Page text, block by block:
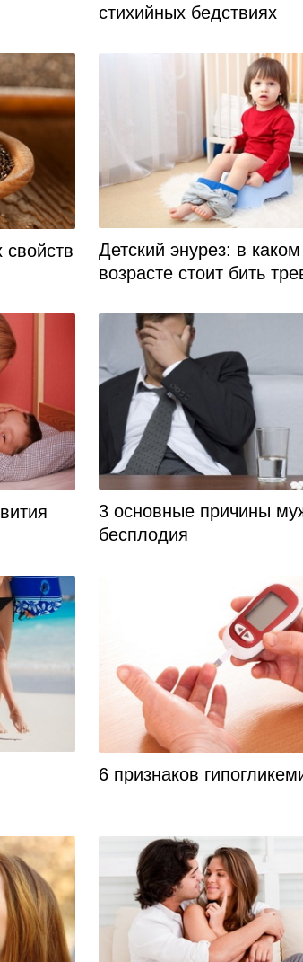
стихийных бедствиях
Детский энурез: в каком
возрасте стоит бить
3 основные причины
бесплодия
6 признаков